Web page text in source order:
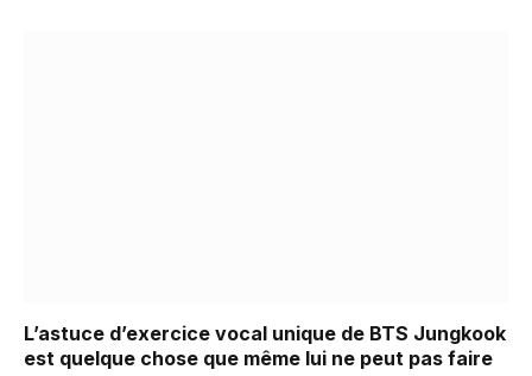
L’astuce d’exercice vocal unique de BTS Jungkook
est quelque chose que même lui ne peut pas faire